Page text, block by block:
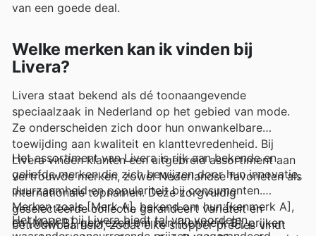
van een goede deal.
Welke merken kan ik vinden bij
Livera?
Livera staat bekend als dé toonaangevende
speciaalzaak in Nederland op het gebied van mode.
Ze onderscheiden zich door hun onwankelbare
toewijding aan kwaliteit en klanttevredenheid. Bij
Livera vinden klanten een uitgebreid assortiment aan
vertrouwde merken, zowel Nederlandse favorieten als
internationale topnamen. Deze zorgvuldig
geselecteerde collectie garandeert variëteit en
betrouwbaarheid, zodat elke shopper precies vindt
Het assortiment van Livera is rijk aan bekende en
geliefde merken die zich bewijzen door hun innovatie,
duurzaamheid en populariteit bij consumenten.
Merken zoals [Merk A], bekend om hun [kenmerk A],
en [Merk B], geprezen om hun [kenmerk B], prijken
Het kopen bij Livera biedt tal van voordelen,